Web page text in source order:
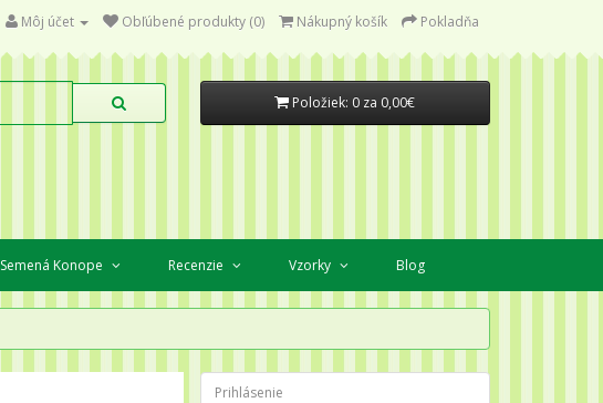
Môj účet Obľúbené produkty (0) Nákupný košík Pokladňa
Položiek: 0 za 0,00€
Semená Konope Recenzie Vzorky Blog
Prihlásenie